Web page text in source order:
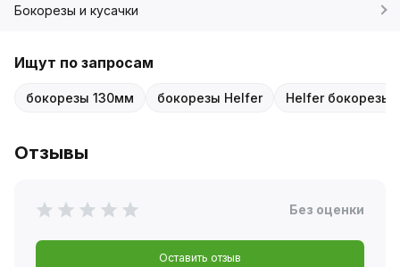
Бокорезы и кусачки
Ищут по запросам
бокорезы 130мм бокорезы Helfer Helfer бокорезы
Отзывы
Без оценки
Оставить отзыв